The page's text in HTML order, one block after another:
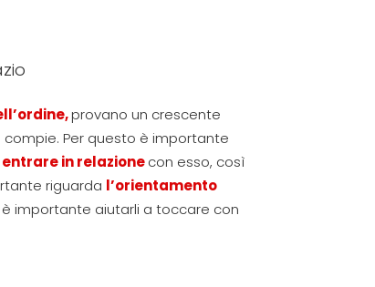
provano un crescente
Per questo è importante
entrare in relazionecon esso, così
riguarda l’orientamento
importante aiutarli a toccare con